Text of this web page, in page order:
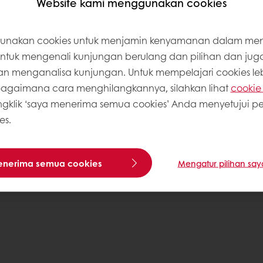
cookies untuk menjamin kenyamanan dalam
mengenali kunjungan berulang dan pilihan dan
menganalisa kunjungan. Untuk mempelajari cookies
cara menghilangkannya, silahkan lihat
‘saya menerima semua cookies’ Anda menyetujui
semua cookies Mengatur pilihan